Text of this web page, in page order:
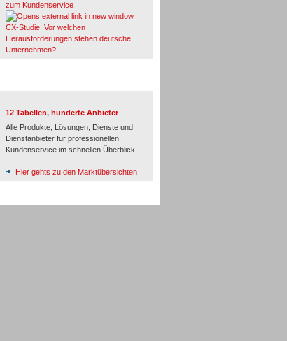
zum Kundenservice
CX-Studie: Vor welchen
Herausforderungen stehen deutsche
Unternehmen?
12 Tabellen, hunderte Anbieter
Alle Produkte, Lösungen, Dienste und
Dienstanbieter für professionellen
Kundenservice im schnellen Überblick.
Hier gehts zu den Marktübersichten